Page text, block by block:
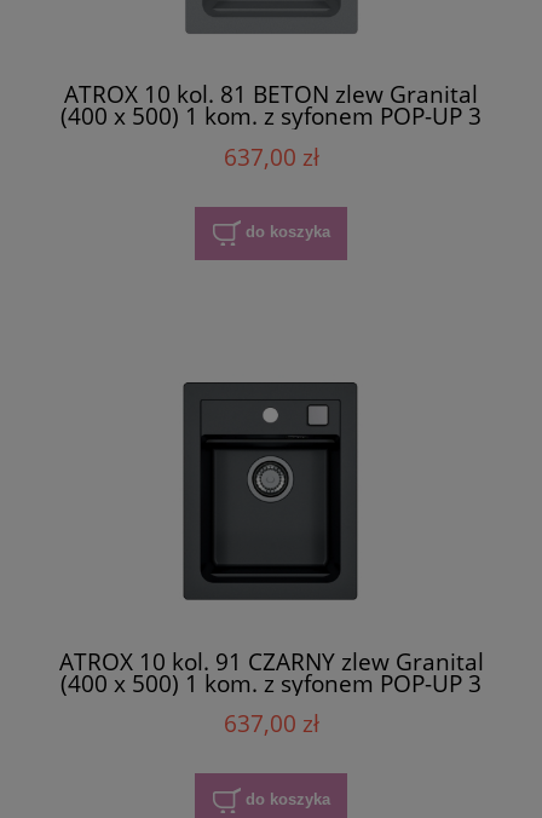
ATROX 10 kol. 81 BETON zlew Granital
(400 x 500) 1 kom. z syfonem POP-UP 3
1/2"
637,00 zł
do koszyka
ATROX 10 kol. 91 CZARNY zlew Granital
(400 x 500) 1 kom. z syfonem POP-UP 3
637,00 zł
do koszyka